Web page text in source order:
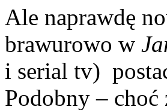
Ale naprawdę
brawurowo w
i serial tv)
Podobny –